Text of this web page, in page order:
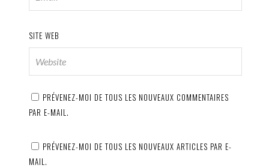
SITE WEB
PRÉVENEZ-MOI DE TOUS LES NOUVEAUX COMMENTAIRES
PAR E-MAIL.
PRÉVENEZ-MOI DE TOUS LES NOUVEAUX ARTICLES PAR E-
MAIL.